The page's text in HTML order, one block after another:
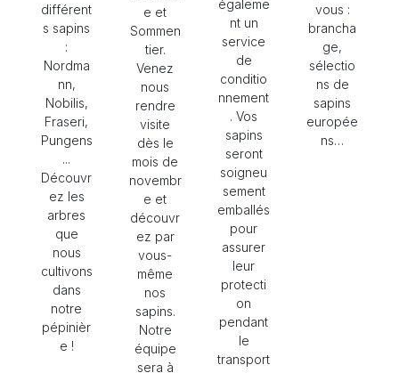
différent
s sapins
:
Nordma
nn,
Nobilis,
Fraseri,
Pungens
...
Découvr
ez les
arbres
que
nous
cultivons
dans
notre
pépinièr
e !
e et
Sommen
tier.
Venez
nous
rendre
visite
dès le
mois de
novembr
e et
découvr
ez par
vous-
même
nos
sapins.
Notre
équipe
sera à
égaleme
nt un
service
de
conditio
nnement
. Vos
sapins
seront
soigneu
sement
emballés
pour
assurer
leur
protecti
on
pendant
le
transport
vous :
brancha
ge,
sélectio
ns de
sapins
europée
ns…